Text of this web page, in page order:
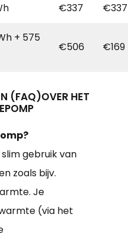
€337 €337
+ 575
€506 €169
(FAQ)OVER HET
gebruik van
zoals bijv.
Je
(via het